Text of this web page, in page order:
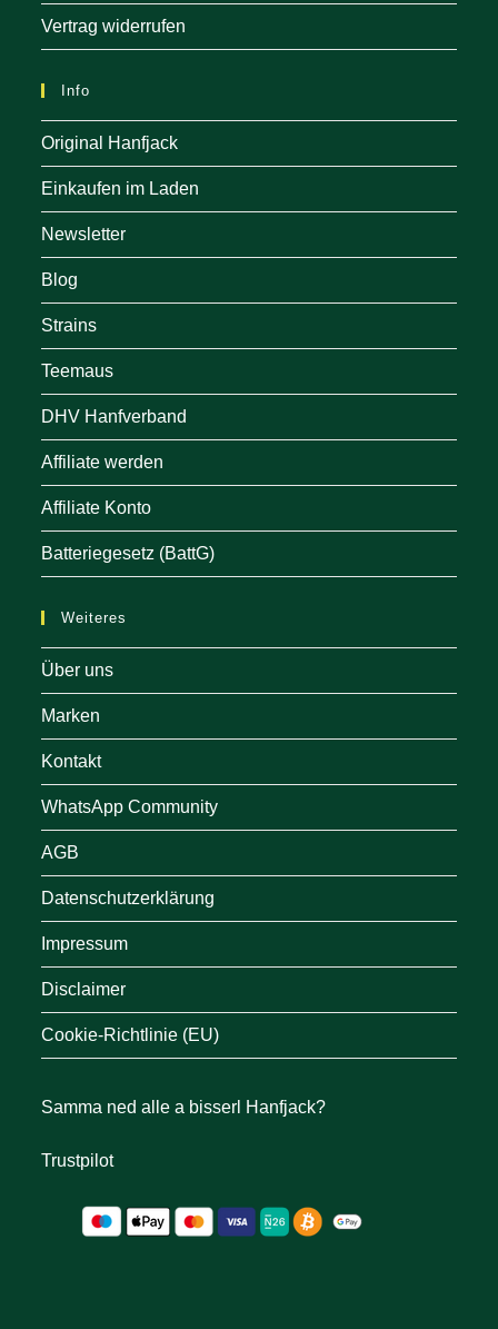
Vertrag widerrufen
Info
Original Hanfjack
Einkaufen im Laden
Newsletter
Blog
Strains
Teemaus
DHV Hanfverband
Affiliate werden
Affiliate Konto
Batteriegesetz (BattG)
Weiteres
Über uns
Marken
Kontakt
WhatsApp Community
AGB
Datenschutzerklärung
Impressum
Disclaimer
Cookie-Richtlinie (EU)
Samma ned alle a bisserl Hanfjack?
Trustpilot